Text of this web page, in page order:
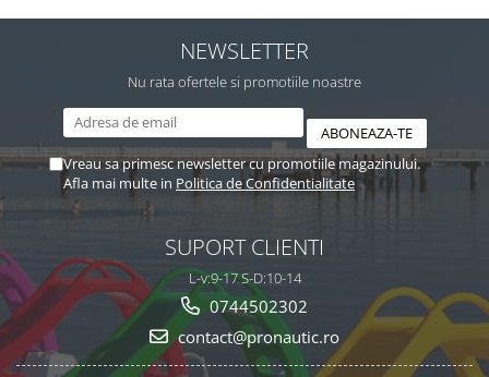
NEWSLETTER
Nu rata ofertele si promotiile noastre
Vreau sa primesc newsletter cu promotiile magazinului.
Afla mai multe in Politica de Confidentialitate
SUPORT CLIENTI
L-v:9-17 S-D:10-14
0744502302
contact@pronautic.ro